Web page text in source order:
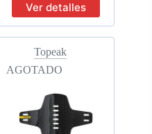
Ver detalles
Topeak
AGOTADO